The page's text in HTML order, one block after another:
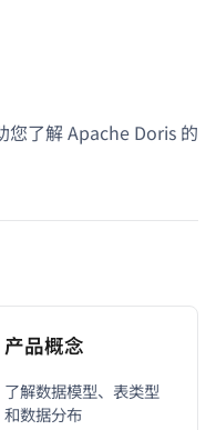
您了解 Apache Doris 的
产品概念
了解数据模型、表类型
和数据分布